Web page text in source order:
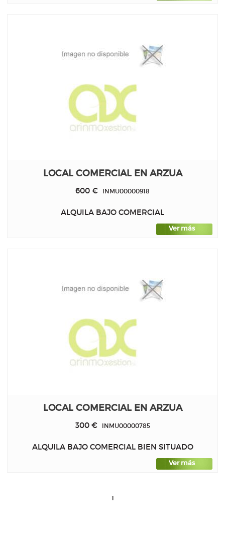
LOCAL COMERCIAL EN ARZUA
600 € INMU00000918
ALQUILA BAJO COMERCIAL
Ver más
LOCAL COMERCIAL EN ARZUA
300 €INMU00000785
ALQUILA BAJO COMERCIAL BIEN SITUADO
Ver más
1